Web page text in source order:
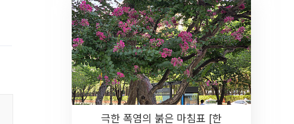
극한 폭염의 붉은 마침표 [한